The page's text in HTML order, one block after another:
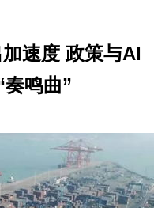
速度 政策与AI
鸣曲”